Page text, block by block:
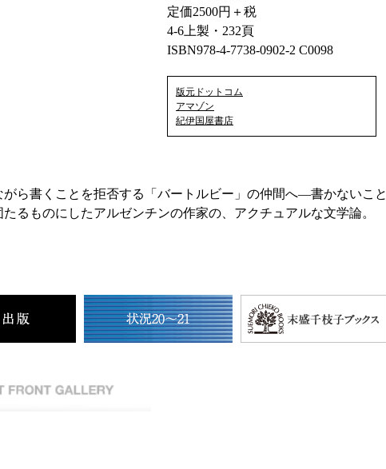
定価2500円＋税
4-6上製・232頁
ISBN978-4-7738-0902-2 C0098
版元ドットコム
アマゾン
紀伊国屋書店
がら書くことを拒否する「バートルビー」の仲間へ—書かないこと
るものにしたアルゼンチンの作家の、アクチュアルな文学論。